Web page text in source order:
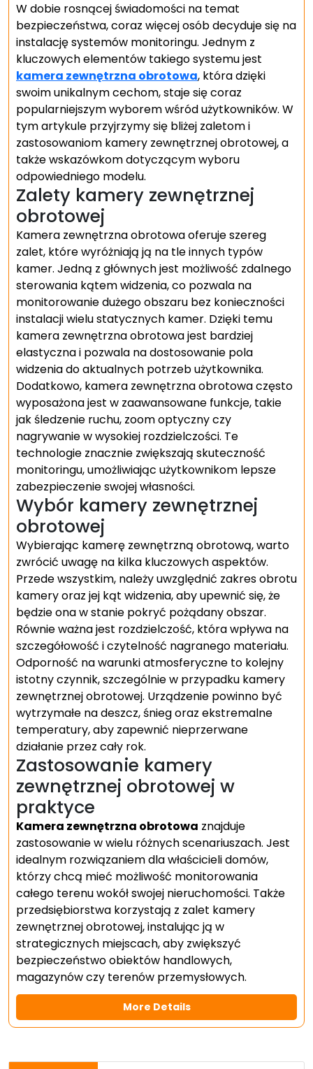
W dobie rosnącej świadomości na temat
bezpieczeństwa, coraz więcej osób decyduje się na
instalację systemów monitoringu. Jednym z
kluczowych elementów takiego systemu jest
kamera zewnętrzna obrotowa, która dzięki
swoim unikalnym cechom, staje się coraz
popularniejszym wyborem wśród użytkowników. W
tym artykule przyjrzymy się bliżej zaletom i
zastosowaniom kamery zewnętrznej obrotowej, a
także wskazówkom dotyczącym wyboru
odpowiedniego modelu.
Zalety kamery zewnętrznej
obrotowej
Kamera zewnętrzna obrotowa oferuje szereg
zalet, które wyróżniają ją na tle innych typów
kamer. Jedną z głównych jest możliwość zdalnego
sterowania kątem widzenia, co pozwala na
monitorowanie dużego obszaru bez konieczności
instalacji wielu statycznych kamer. Dzięki temu
kamera zewnętrzna obrotowa jest bardziej
elastyczna i pozwala na dostosowanie pola
widzenia do aktualnych potrzeb użytkownika.
Dodatkowo, kamera zewnętrzna obrotowa często
wyposażona jest w zaawansowane funkcje, takie
jak śledzenie ruchu, zoom optyczny czy
nagrywanie w wysokiej rozdzielczości. Te
technologie znacznie zwiększają skuteczność
monitoringu, umożliwiając użytkownikom lepsze
zabezpieczenie swojej własności.
Wybór kamery zewnętrznej
obrotowej
Wybierając kamerę zewnętrzną obrotową, warto
zwrócić uwagę na kilka kluczowych aspektów.
Przede wszystkim, należy uwzględnić zakres obrotu
kamery oraz jej kąt widzenia, aby upewnić się, że
będzie ona w stanie pokryć pożądany obszar.
Równie ważna jest rozdzielczość, która wpływa na
szczegółowość i czytelność nagranego materiału.
Odporność na warunki atmosferyczne to kolejny
istotny czynnik, szczególnie w przypadku kamery
zewnętrznej obrotowej. Urządzenie powinno być
wytrzymałe na deszcz, śnieg oraz ekstremalne
temperatury, aby zapewnić nieprzerwane
działanie przez cały rok.
Zastosowanie kamery
zewnętrznej obrotowej w
praktyce
Kamera zewnętrzna obrotowa znajduje
zastosowanie w wielu różnych scenariuszach. Jest
idealnym rozwiązaniem dla właścicieli domów,
którzy chcą mieć możliwość monitorowania
całego terenu wokół swojej nieruchomości. Także
przedsiębiorstwa korzystają z zalet kamery
zewnętrznej obrotowej, instalując ją w
strategicznych miejscach, aby zwiększyć
bezpieczeństwo obiektów handlowych,
magazynów czy terenów przemysłowych.
More Details